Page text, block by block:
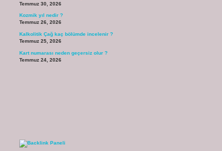
Temmuz 30, 2026
Kozmik yıl nedir ?
Temmuz 26, 2026
Kalkolitik Çağ kaç bölümde incelenir ?
Temmuz 25, 2026
Kart numarası neden geçersiz olur ?
Temmuz 24, 2026